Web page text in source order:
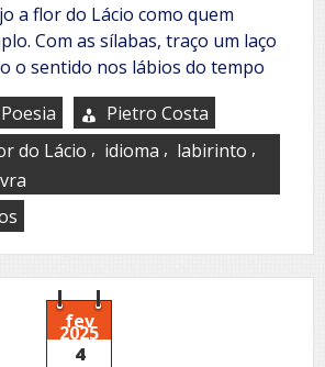
a flor do Lácio como quem
Com as sílabas, traço um laço
o sentido nos lábios do tempo
Poesia
Pietro Costa
do Lácio , idioma , labirinto ,
língua
em
frenesi
fev
2025
4